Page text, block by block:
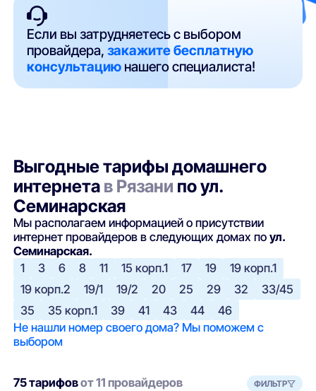
Если вы затрудняетесь с выбором
провайдера,закажите бесплатную
консультацию нашего специалиста!
Выгодные тарифы домашнего
интернета в Рязани по ул.
Семинарская
Мы располагаем информацией о присутствии
интернет провайдеров в следующих домах поул.
Семинарская.
1
3 6 8 11 15 корп.1 17 19
19 корп.1
19 корп.2
19/1 19/2 20 25 29 32
33/45
35
35 корп.1 39 41 43 44
46
Не нашли номер своего дома? Мы поможем с
выбором
75 тарифовот 11 провайдеров ФИЛЬТР